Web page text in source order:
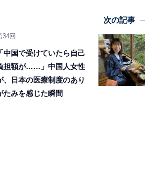
次の記事
34回
「中国で受けていたら自己
担額が……」中国人女性
、日本の医療制度のあり
たみを感じた瞬間